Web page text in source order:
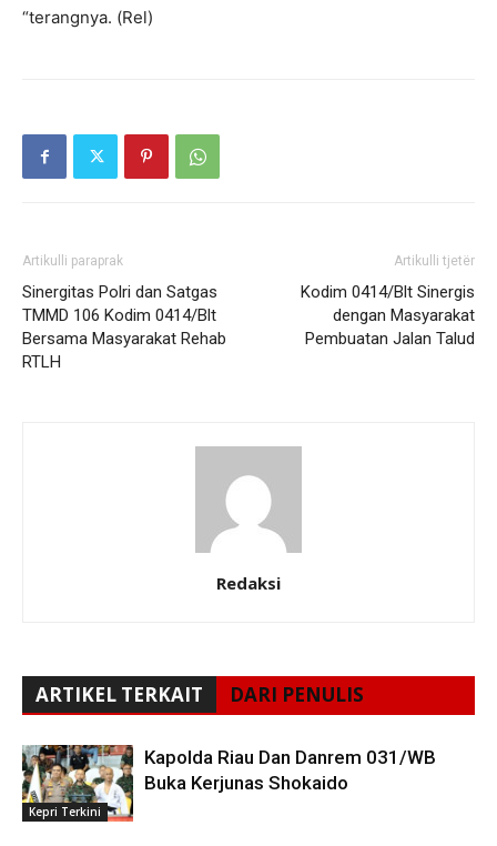
“terangnya. (Rel)
Artikulli paraprak
Sinergitas Polri dan Satgas
TMMD 106 Kodim 0414/Blt
Bersama Masyarakat Rehab
RTLH
Artikulli tjetër
Kodim 0414/Blt Sinergis
dengan Masyarakat
Pembuatan Jalan Talud
Redaksi
ARTIKEL TERKAIT DARI PENULIS
Kepri Terkini
Kapolda Riau Dan Danrem 031/WB
Buka Kerjunas Shokaido